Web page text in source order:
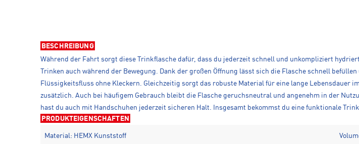
BESCHREIBUNG
Während der Fahrt sorgt diese Trinkflasche dafür, dass du jederzeit schnell und unkompliziert
Trinken auch während der Bewegung. Dank der großen Öffnung lässt sich die Flasche schnell
Flüssigkeitsfluss ohne Kleckern. Gleichzeitig sorgt das robuste Material für eine lange
zusätzlich. Auch bei häufigem Gebrauch bleibt die Flasche geruchsneutral und angenehm in der
hast du auch mit Handschuhen jederzeit sicheren Halt. Insgesamt bekommst du eine funktionale
PRODUKTEIGENSCHAFTEN
Material: HEMX Kunststoff